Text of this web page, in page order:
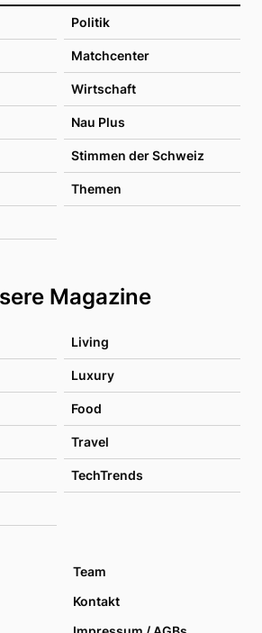
Politik
Matchcenter
Wirtschaft
Nau Plus
Stimmen der Schweiz
Themen
Magazine
Living
Luxury
Food
Travel
TechTrends
Team
Kontakt